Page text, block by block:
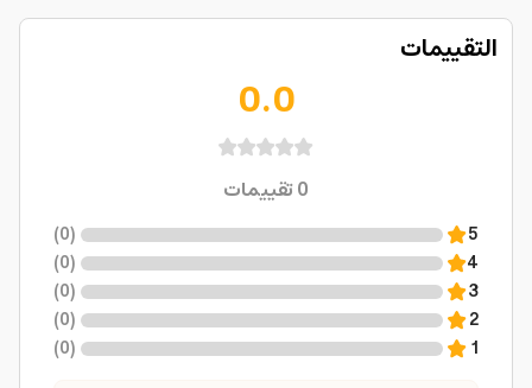
التقييمات
0.0
0تقييمات
5
(
0
)
4
(
0
)
3
(
0
)
2
(
0
)
1
(
0
)